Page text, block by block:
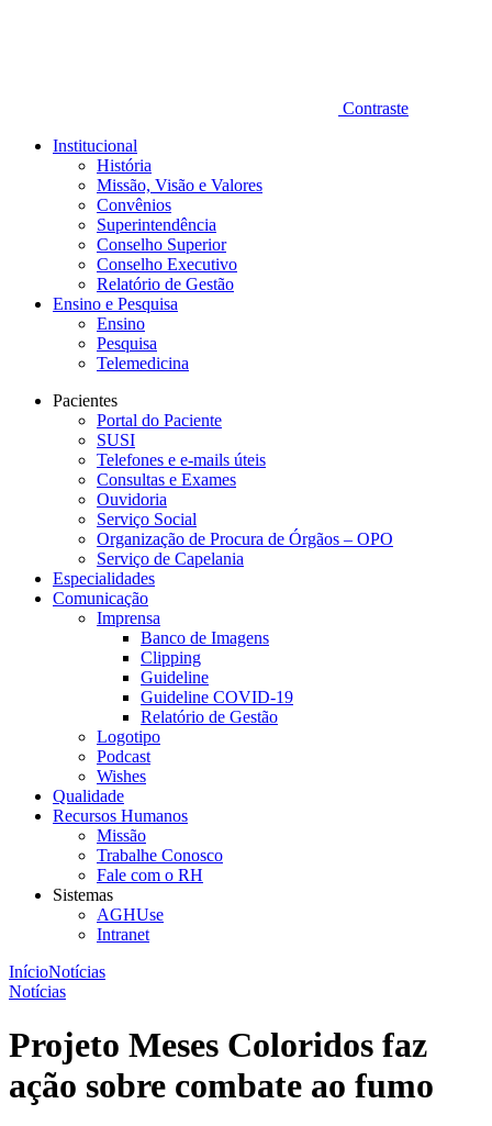
Contraste
Institucional
História
Missão, Visão e Valores
Convênios
Superintendência
Conselho Superior
Conselho Executivo
Relatório de Gestão
Ensino e Pesquisa
Ensino
Pesquisa
Telemedicina
Pacientes
Portal do Paciente
SUSI
Telefones e e-mails úteis
Consultas e Exames
Ouvidoria
Serviço Social
Organização de Procura de Órgãos – OPO
Serviço de Capelania
Especialidades
Comunicação
Imprensa
Banco de Imagens
Clipping
Guideline
Guideline COVID-19
Relatório de Gestão
Logotipo
Podcast
Wishes
Qualidade
Recursos Humanos
Missão
Trabalhe Conosco
Fale com o RH
Sistemas
AGHUse
Intranet
InícioNotícias
Notícias
Projeto Meses Coloridos faz
ação sobre combate ao fumo